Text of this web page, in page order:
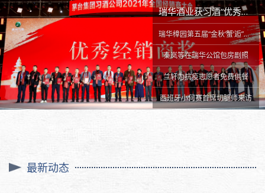
瑞华酒业获习酒“优秀经销商奖”
瑞华樟园第五届“金秋‘蟹’逅”开幕
秦岚等在瑞华公馆包房剧照
兰轩为抗疫志愿者免费供餐
西班牙小何赛首席切腿师来访
最新动态